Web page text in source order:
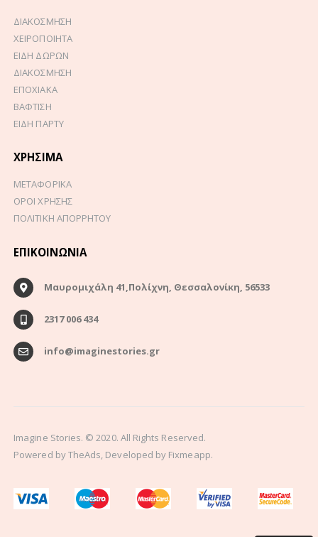
ΔΙΑΚΟΣΜΗΣΗ
ΧΕΙΡΟΠΟΙΗΤΑ
ΕΙΔΗ ΔΩΡΩΝ
ΔΙΑΚΟΣΜΗΣΗ
ΕΠΟΧΙΑΚΑ
ΒΑΦΤΙΣΗ
ΕΙΔΗ ΠΑΡΤΥ
ΧΡΉΣΙΜΑ
ΜΕΤΑΦΟΡΙΚΑ
ΟΡΟΙ ΧΡΗΣΗΣ
ΠΟΛΙΤΙΚΗ ΑΠΟΡΡΗΤΟΥ
ΕΠΙΚΟΙΝΩΝΊΑ
Μαυρομιχάλη 41,Πολίχνη, Θεσσαλονίκη, 56533
2317 006 434
info@imaginestories.gr
Imagine Stories. © 2020. All Rights Reserved.
Powered byTheAds, Developed by Fixmeapp.